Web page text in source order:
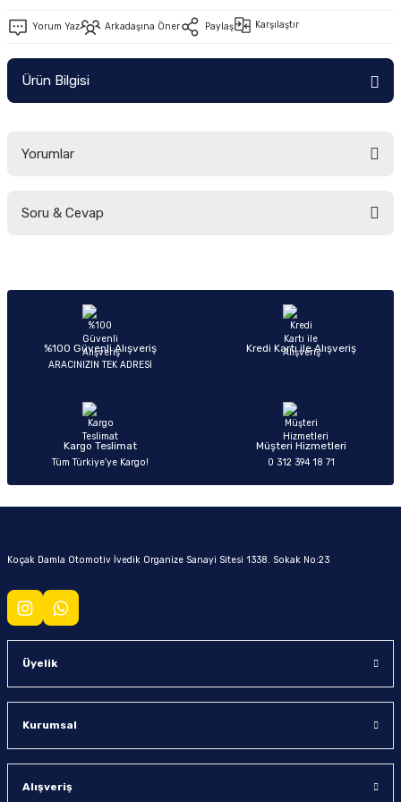
Ön/Arka Takımlar
Yorum Yaz Arkadaşına Öner Paylaş Karşılaştır
Ürün Bilgisi
Yorumlar
Soru & Cevap
Ürün hakkında henüz soru sorulmamış.
%100 Güvenli Alışveriş
ARACINIZIN TEK ADRESİ
Kredi Kartı ile Alışveriş
Kargo Teslimat
Tüm Türkiye’ye Kargo!
Müşteri Hizmetleri
0 312 394 18 71
Koçak Damla Otomotiv İvedik Organize Sanayi Sitesi 1338. Sokak No:23
Üyelik
Kurumsal
Alışveriş